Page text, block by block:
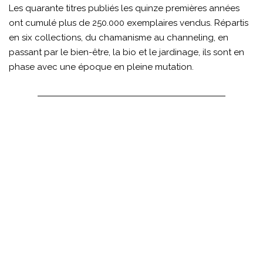
Les quarante titres publiés les quinze premières années
ont cumulé plus de 250.000 exemplaires vendus. Répartis
en six collections, du chamanisme au channeling, en
passant par le bien-être, la bio et le jardinage, ils sont en
phase avec une époque en pleine mutation.